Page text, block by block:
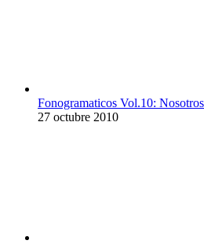
Fonogramaticos Vol.10:
27 octubre 2010